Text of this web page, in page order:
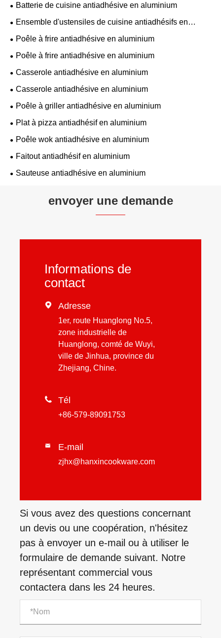
Batterie de cuisine antiadhésive en aluminium
Ensemble d'ustensiles de cuisine antiadhésifs en
aluminium
Poêle à frire antiadhésive en aluminium
Poêle à frire antiadhésive en aluminium
Casserole antiadhésive en aluminium
Casserole antiadhésive en aluminium
Poêle à griller antiadhésive en aluminium
Plat à pizza antiadhésif en aluminium
Poêle wok antiadhésive en aluminium
Faitout antiadhésif en aluminium
Sauteuse antiadhésive en aluminium
envoyer une demande
Informations de
contact
 Adresse
1er, route Huanglong No.5,
zone industrielle de
Huanglong, comté de Wuyi,
ville de Jinhua, province du
Zhejiang, Chine.
 Tél
+86-579-89091753
 E-mail
zjhx@hanxincookware.com
Si vous avez des questions concernant
un devis ou une coopération, n'hésitez
pas à envoyer un e-mail ou à utiliser le
formulaire de demande suivant. Notre
représentant commercial vous
contactera dans les 24 heures.